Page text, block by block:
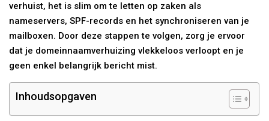
verhuist, het is slim om te letten op zaken als
nameservers, SPF-records en het synchroniseren van je
mailboxen. Door deze stappen te volgen, zorg je ervoor
dat je domeinnaamverhuizing vlekkeloos verloopt en je
geen enkel belangrijk bericht mist.
Inhoudsopgaven